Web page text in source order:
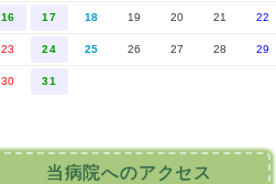
16 17 18 19 20 21 22
23 24 25 26 27 28 29
30 31
当病院へのアクセス